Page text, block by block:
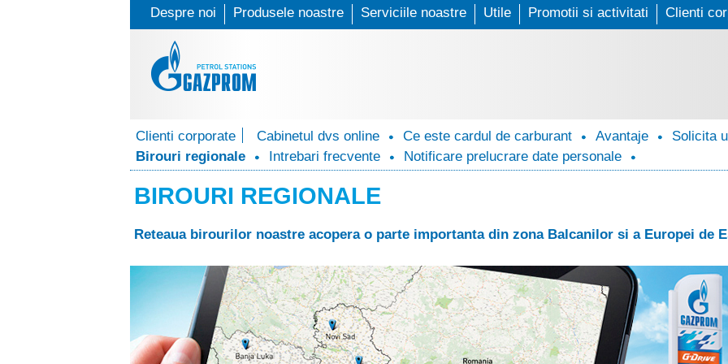
Skip
Despre noi Produsele noastre Serviciile noastre Utile Promotii si activitati Clienti
a
z
o
m
P
Clienti corporate Cabinetul dvs online Ce este cardul de carburant Avantaje
Solicita
Birouri regionale
Intrebari frecvente Notificare prelucrare date personale
BIROURI REGIONALE
Reteaua birourilor noastre acopera o parte importanta din zona Balcanilor si a Europei de